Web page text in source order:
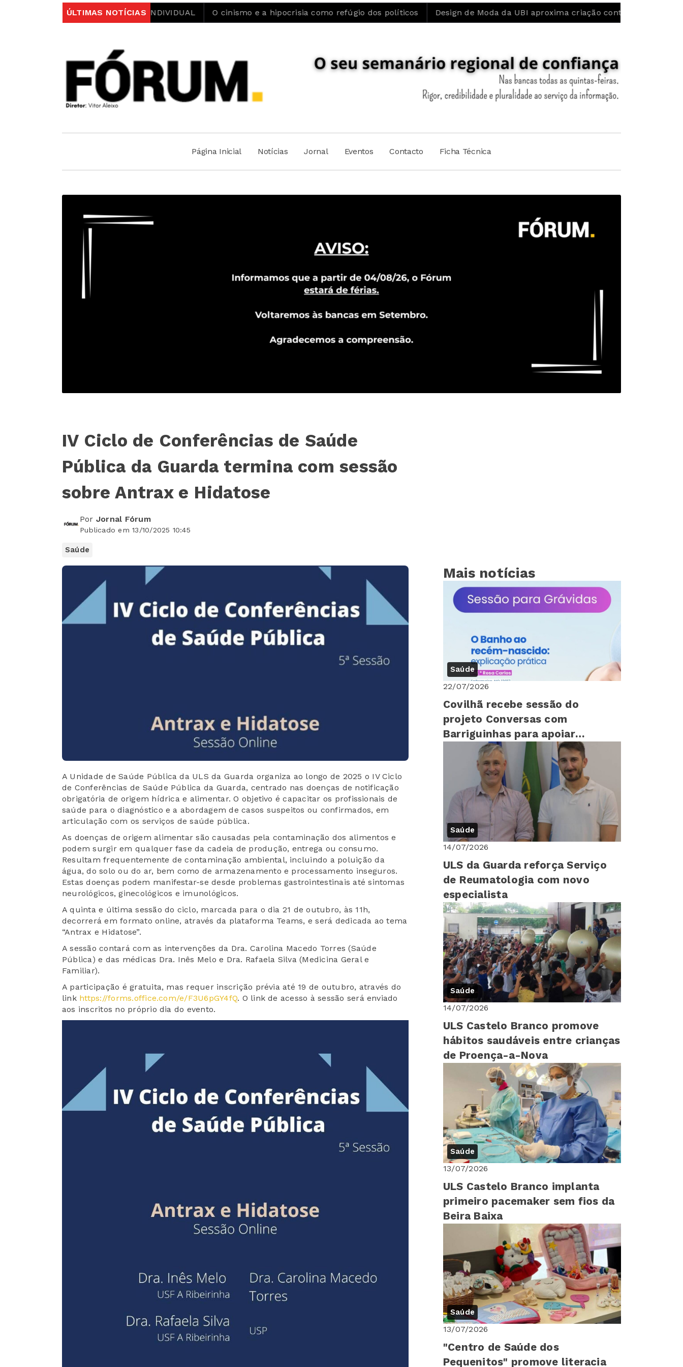
ÚLTIMAS NOTÍCIAS
PSICOLÓGICA INDIVIDUAL O cinismo e a hipocrisia como refúgio dos políticos Design de Moda da UBI aproxima criação contemporânea da Renda de Bilros
Página Inicial Notícias Jornal Eventos Contacto Ficha Técnica
IV Ciclo de Conferências de Saúde
Pública da Guarda termina com sessão
sobre Antrax e Hidatose
Por Jornal Fórum
Publicado em 13/10/2025 10:45
Saúde
A Unidade de Saúde Pública da ULS da Guarda organiza ao longo de 2025 o IV Ciclo
de Conferências de Saúde Pública da Guarda, centrado nas doenças de notificação
obrigatória de origem hídrica e alimentar. O objetivo é capacitar os profissionais de
saúde para o diagnóstico e a abordagem de casos suspeitos ou confirmados, em
articulação com os serviços de saúde pública.
As doenças de origem alimentar são causadas pela contaminação dos alimentos e
podem surgir em qualquer fase da cadeia de produção, entrega ou consumo.
Resultam frequentemente de contaminação ambiental, incluindo a poluição da
água, do solo ou do ar, bem como de armazenamento e processamento inseguros.
Estas doenças podem manifestar-se desde problemas gastrointestinais até sintomas
neurológicos, ginecológicos e imunológicos.
A quinta e última sessão do ciclo, marcada para o dia 21 de outubro, às 11h,
decorrerá em formato online, através da plataforma Teams, e será dedicada ao tema
“Antrax e Hidatose”.
A sessão contará com as intervenções da Dra. Carolina Macedo Torres (Saúde
Pública) e das médicas Dra. Inês Melo e Dra. Rafaela Silva (Medicina Geral e
Familiar).
A participação é gratuita, mas requer inscrição prévia até 19 de outubro, através do
link https://forms.office.com/e/F3U6pGY4fQ. O link de acesso à sessão será enviado
aos inscritos no próprio dia do evento.
Mais notícias
Saúde
22/07/2026
Covilhã recebe sessão do
projeto Conversas com
Barriguinhas para apoiar
grávidas e famílias
Saúde
14/07/2026
ULS da Guarda reforça Serviço
de Reumatologia com novo
especialista
Saúde
14/07/2026
ULS Castelo Branco promove
hábitos saudáveis entre crianças
de Proença-a-Nova
Saúde
13/07/2026
ULS Castelo Branco implanta
primeiro pacemaker sem fios da
Beira Baixa
Saúde
13/07/2026
"Centro de Saúde dos
Pequenitos" promove literacia